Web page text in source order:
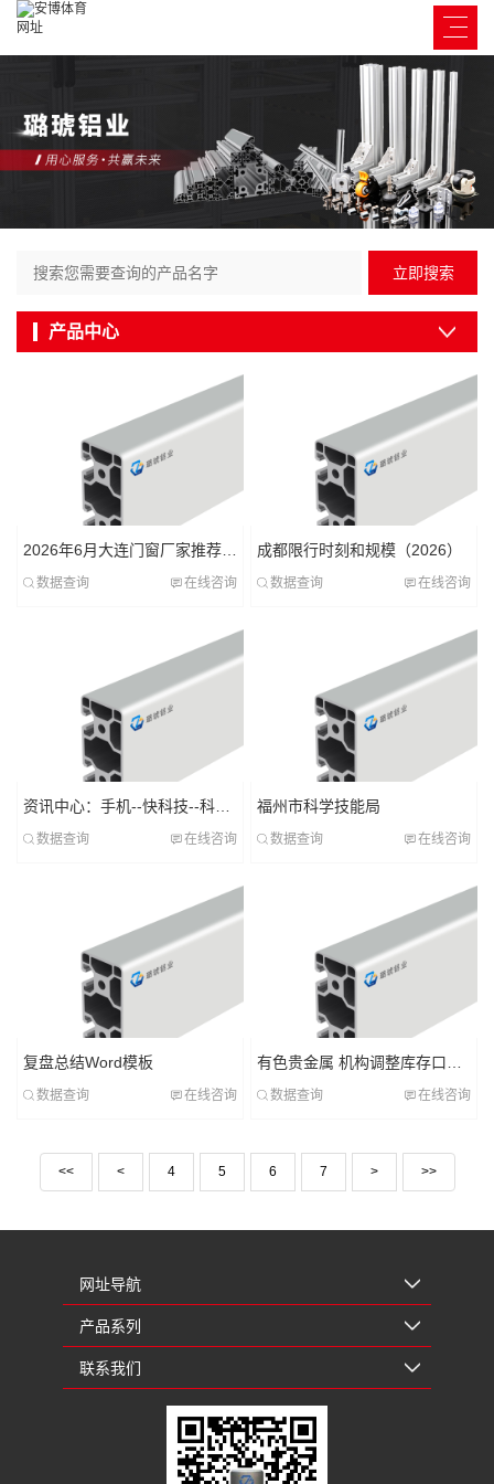
立即搜索
产品中心
2026年6月大连门窗厂家推荐指南：塑钢门窗断桥铝合金铝合金精美铝型材公司优选！
数据查询 在线咨询
成都限行时刻和规模（2026）
数据查询 在线咨询
数据查询 在线咨询
福州市科学技能局
数据查询 在线咨询
复盘总结Word模板
数据查询 在线咨询 数据查询 在线咨询
<< < 4 5 6 7 > >>
网址导航
产品系列
联系我们